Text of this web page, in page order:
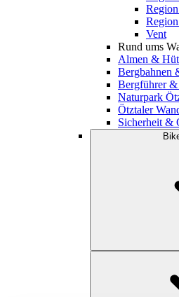
Vent
Rund ums
Almen &
Bergbahnen
Bergführer &
Naturpark
Ötztaler
Sicherheit &